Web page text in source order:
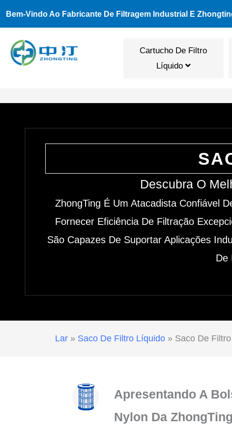
Conteúdo
Bem-Vindo Ao Fabricante De Filtragem Industrial E
Cartucho De Filtro
Líquido
Descubra O
ZhongTing É Um Atacadista Confiável
Fornecer Eficiência De Filtração
São Capazes De Suportar Aplicações
De
Lar » Saco De Filtro Líquido » Saco De
Apresentando A
Nylon Da ZhongTing